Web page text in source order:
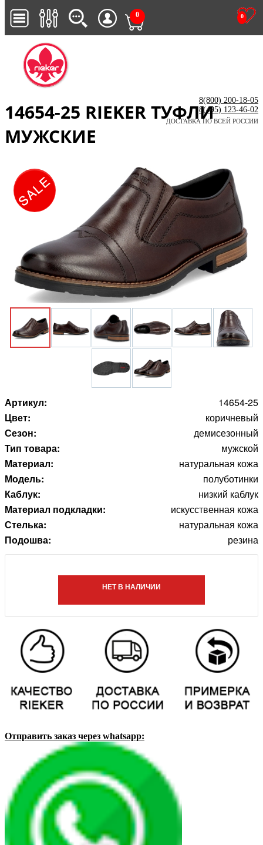
0
0
8(800) 200-18-05
8(495) 123-46-02
ДОСТАВКА ПО ВСЕЙ РОССИИ
14654-25 RIEKER ТУФЛИ
МУЖСКИЕ
Артикул:
14654-25
Цвет:
коричневый
Сезон:
демисезонный
Тип товара:
мужской
Материал:
натуральная кожа
Модель:
полуботинки
Каблук:
низкий каблук
Материал подкладки:
искусственная кожа
Стелька:
натуральная кожа
Подошва:
резина
НЕТ В НАЛИЧИИ
Отправить заказ через whatsapp: